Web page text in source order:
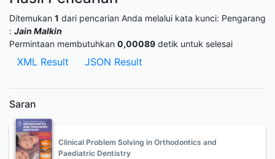
Ditemukan 1 dari pencarian Anda melalui kata kunci: Pengarang
: Jain Malkin
Permintaan membutuhkan 0,00089 detik untuk selesai
XML Result JSON Result
Saran
Clinical Problem Solving in Orthodontics and
Paediatric Dentistry